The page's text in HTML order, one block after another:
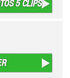
5 CLIPS